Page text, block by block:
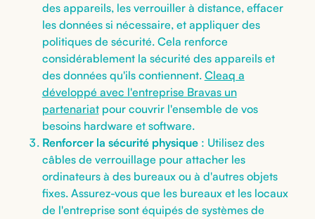
des appareils, les verrouiller à distance, effacer
les données si nécessaire, et appliquer des
politiques de sécurité. Cela renforce
considérablement la sécurité des appareils et
des données qu'ils contiennent. Cleaq a
développé avec l'entreprise Bravas un
partenariatpour couvrir l'ensemble de vos
besoins hardware et software.
Renforcer la sécurité physique: Utilisez des
câbles de verrouillage pour attacher les
ordinateurs à des bureaux ou à d'autres objets
fixes. Assurez-vous que les bureaux et les locaux
de l'entreprise sont équipés de systèmes de